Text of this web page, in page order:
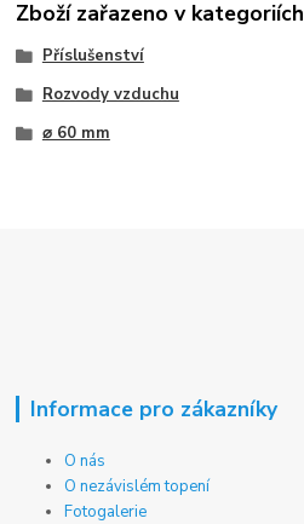
Zboží zařazeno v kategoriích
Příslušenství
Rozvody vzduchu
⌀ 60 mm
Informace pro zákazníky
O nás
O nezávislém topení
Fotogalerie